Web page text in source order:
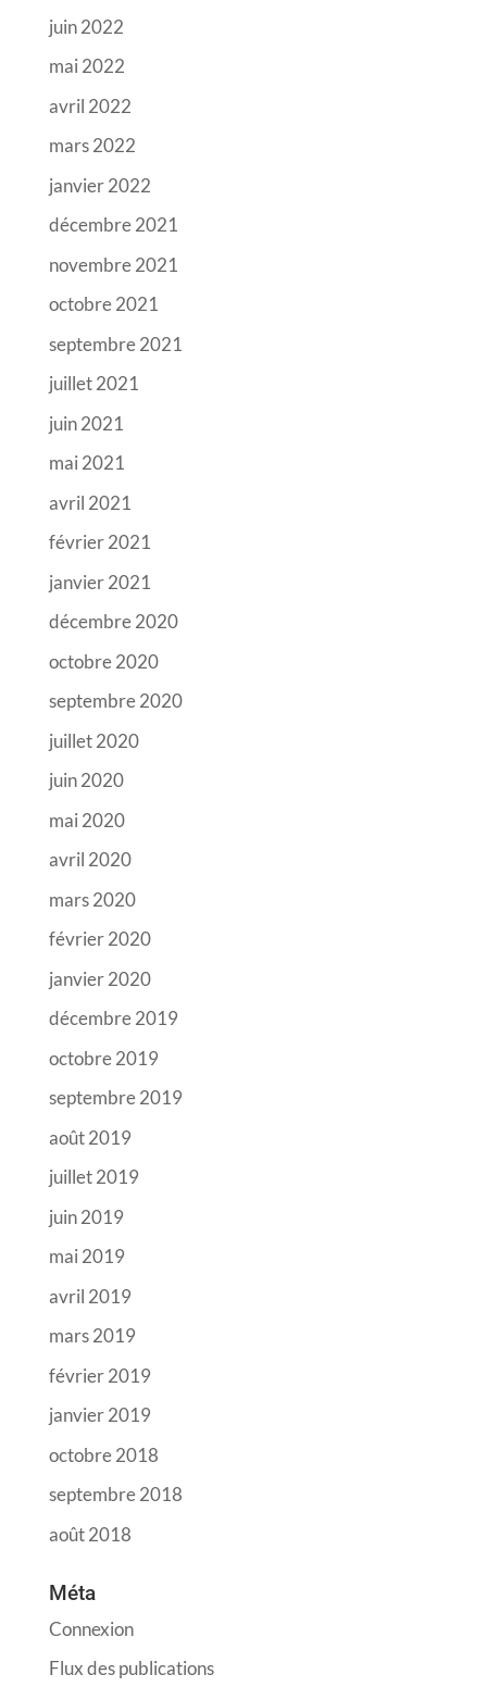
juin 2022
mai 2022
avril 2022
mars 2022
janvier 2022
décembre 2021
novembre 2021
octobre 2021
septembre 2021
juillet 2021
juin 2021
mai 2021
avril 2021
février 2021
janvier 2021
décembre 2020
octobre 2020
septembre 2020
juillet 2020
juin 2020
mai 2020
avril 2020
mars 2020
février 2020
janvier 2020
décembre 2019
octobre 2019
septembre 2019
août 2019
juillet 2019
juin 2019
mai 2019
avril 2019
mars 2019
février 2019
janvier 2019
octobre 2018
septembre 2018
août 2018
Méta
Connexion
Flux des publications